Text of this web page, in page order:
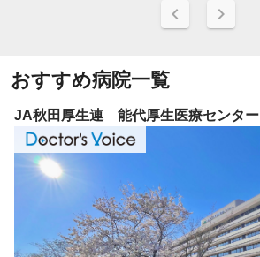
おすすめ病院一覧
JA秋田厚生連 能代厚生医療センター